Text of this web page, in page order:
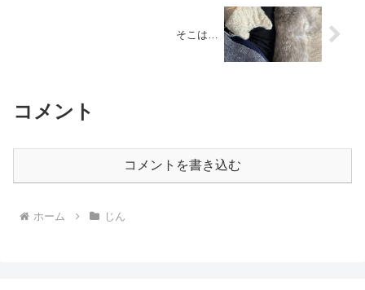
そこは…
コメント
コメントを書き込む
ホーム じん